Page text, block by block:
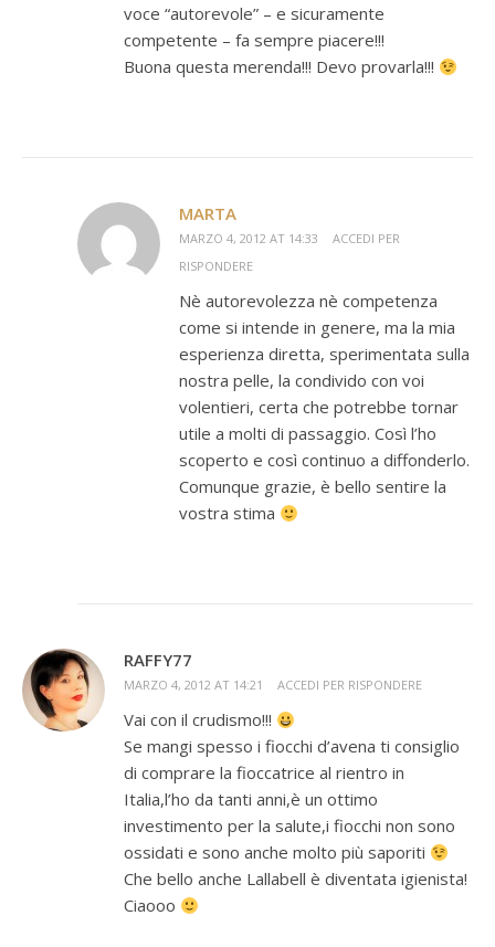
voce “autorevole” – e sicuramente
competente – fa sempre piacere!!!
Buona questa merenda!!! Devo provarla!!!
MARTA
MARZO 4, 2012 AT 14:33
ACCEDI PER
RISPONDERE
Nè autorevolezza nè competenza
come si intende in genere, ma la mia
esperienza diretta, sperimentata sulla
nostra pelle, la condivido con voi
volentieri, certa che potrebbe tornar
utile a molti di passaggio. Così l’ho
scoperto e così continuo a diffonderlo.
Comunque grazie, è bello sentire la
vostra stima
RAFFY77
MARZO 4, 2012 AT 14:21 ACCEDI PER RISPONDERE
Vai con il crudismo!!!
Se mangi spesso i fiocchi d’avena ti consiglio
di comprare la fioccatrice al rientro in
Italia,l’ho da tanti anni,è un ottimo
investimento per la salute,i fiocchi non sono
ossidati e sono anche molto più saporiti
Che bello anche Lallabell è diventata igienista!
Ciaooo